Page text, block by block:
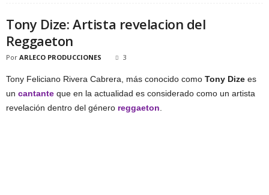
Tony Dize: Artista revelacion del
Reggaeton
Por ARLECO PRODUCCIONES 3
Tony Feliciano Rivera Cabrera, más conocido como Tony Dize es
un cantante que en la actualidad es considerado como un artista
revelación dentro del género reggaeton.